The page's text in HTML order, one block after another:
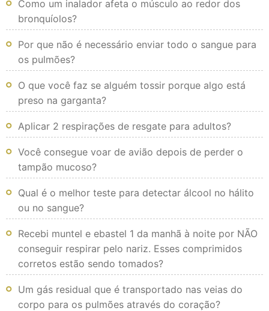
Como um inalador afeta o músculo ao redor dos
bronquíolos?
Por que não é necessário enviar todo o sangue para
os pulmões?
O que você faz se alguém tossir porque algo está
preso na garganta?
Aplicar 2 respirações de resgate para adultos?
Você consegue voar de avião depois de perder o
tampão mucoso?
Qual é o melhor teste para detectar álcool no hálito
ou no sangue?
Recebi muntel e ebastel 1 da manhã à noite por NÃO
conseguir respirar pelo nariz. Esses comprimidos
corretos estão sendo tomados?
Um gás residual que é transportado nas veias do
corpo para os pulmões através do coração?